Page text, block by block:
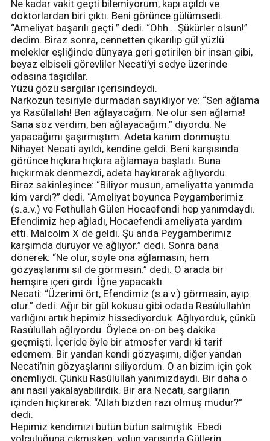
Ne kadar vakit geçti bilemiyorum, kapı açıldı ve
doktorlardan biri çıktı. Beni görünce gülümsedi.
“Ameliyat başarılı geçti.” dedi. “Ohh... Şükürler olsun!”
dedim. Biraz sonra, cennetten çıkarılıp gül yüzlü
melekler eşliğinde dünyaya geri getirilen bir insan gibi,
beyaz elbiseli görevliler Necati’yi sedye üzerinde
odasına taşıdılar.
Yüzü gözü sargılar içerisindeydi.
Narkozun tesiriyle durmadan sayıklıyor ve: “Sen ağlama
ya Rasûlallah! Ben ağlayacağım. Ne olur sen ağlama!
Sana söz verdim, ben ağlayacağım.” diyordu. Ne
yapacağımı şaşırmıştım. Adeta kanım donmuştu.
Nihayet Necati ayıldı, kendine geldi. Beni karşısında
görünce hıçkıra hıçkıra ağlamaya başladı. Buna
hıçkırmak denmezdi, adeta haykırarak ağlıyordu.
Biraz sakinleşince: “Biliyor musun, ameliyatta yanımda
kim vardı?” dedi. “Ameliyat boyunca Peygamberimiz
(s.a.v.) ve Fethullah Gülen Hocaefendi hep yanımdaydı.
Efendimiz hep ağladı, Hocaefendi ameliyata yardım
etti. Malcolm X de geldi. Şu anda Peygamberimiz
karşımda duruyor ve ağlıyor.” dedi. Sonra bana
dönerek: “Ne olur, söyle ona ağlamasın; hem
gözyaşlarımı sil de görmesin.” dedi. O arada bir
hemşire içeri girdi. İğne yapacaktı.
Necati: “Üzerimi ört, Efendimiz (s.a.v.) görmesin, ayıp
olur.” dedi. Ağır bir gül kokusu gibi odada Resûlullah'ın
varlığını artık hepimiz hissediyorduk. Ağlıyorduk, çünkü
Rasûlullah ağlıyordu. Öylece on-on beş dakika
geçmişti. İçeride öyle bir atmosfer vardı ki tarif
edemem. Bir yandan kendi gözyaşımı, diğer yandan
Necati’nin gözyaşlarını siliyordum. O an bizim için çok
önemliydi. Çünkü Rasûlullah yanımızdaydı. Bir daha o
anı nasıl yakalayabilirdik. Bir ara Necati, sargıların
içinden hıçkırarak: “Allah bizden razı olmuş mudur?”
dedi.
Hepimiz kendimizi bütün bütün salmıştık. Ebedi
yolculuğuna çıkmışken, yolun yarısında Güllerin